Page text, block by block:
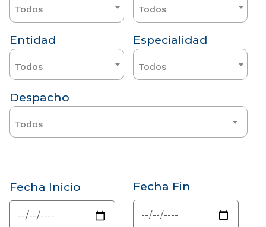
Todos Todos
Entidad
Todos
Especialidad
Todos
Despacho
Todos
Fecha Inicio Fecha Fin